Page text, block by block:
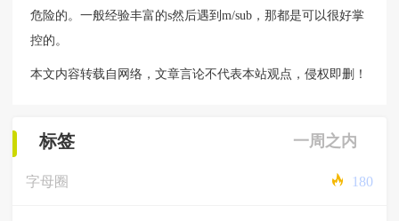
危险的。一般经验丰富的s然后遇到m/sub，那都是可以很好掌
控的。
本文内容转载自网络，文章言论不代表本站观点，侵权即删！
标签 一周之内
字母圈 180